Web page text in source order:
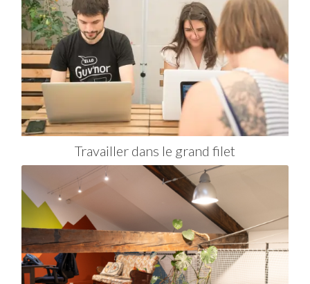
Travailler dans le grand filet